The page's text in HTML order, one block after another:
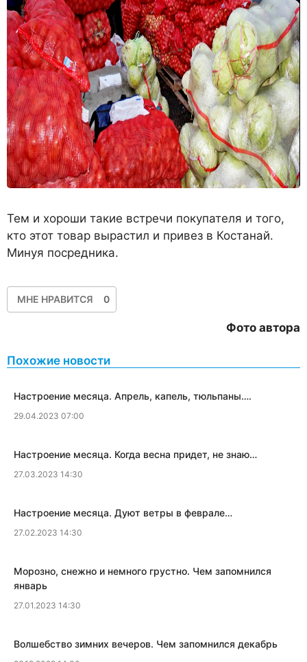
Тем и хороши такие встречи покупателя и того,
кто этот товар вырастил и привез в Костанай.
Минуя посредника.
МНЕ НРАВИТСЯ 0
Фото автора
Похожие новости
Настроение месяца. Апрель, капель, тюльпаны….
29.04.2023 07:00
​Настроение месяца. Когда весна придет, не знаю…
27.03.2023 14:30
Настроение месяца. Дуют ветры в феврале…
27.02.2023 14:30
Морозно, снежно и немного грустно. Чем запомнился
январь
27.01.2023 14:30
Волшебство зимних вечеров. Чем запомнился декабрь